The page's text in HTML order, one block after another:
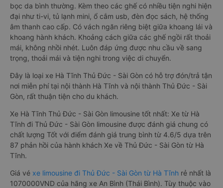
bọc da bình thường. Kèm theo các ghế có nhiều tiện nghi hiện
đại như ti-vi, tủ lạnh mini, ổ cắm usb, đèn đọc sách, hệ thống
âm thanh cao cấp. Có vách ngăn riêng biệt giữa khoang lái và
khoang hành khách. Khoảng cách giữa các ghế ngồi rất thoải
mái, không nhồi nhét. Luôn đáp ứng được nhu cầu về sang
trọng, thoải mái và tiện nghi trong việc di chuyển.
Đây là loại xe Hà Tĩnh Thủ Đức - Sài Gòn có hỗ trợ đón/trả tận
nơi miễn phí tại nội thành Hà Tĩnh và nội thành Thủ Đức - Sài
Gòn, rất thuận tiện cho du khách.
Xe Hà Tĩnh Thủ Đức - Sài Gòn limousine tốt nhất: Xe từ Hà
Tĩnh đi Thủ Đức - Sài Gòn limousine được đánh giá chung có
chất lượng Tốt với điểm đánh giá trung bình từ 4.6/5 dựa trên
87 phản hồi của hành khách Xe về Thủ Đức - Sài Gòn từ Hà
Tĩnh.
Giá vé xe limousine đi Thủ Đức - Sài Gòn từ Hà Tĩnh rẻ nhất là
1070000VND của hãng xe An Bình (Thái Bình). Tùy thuộc vào